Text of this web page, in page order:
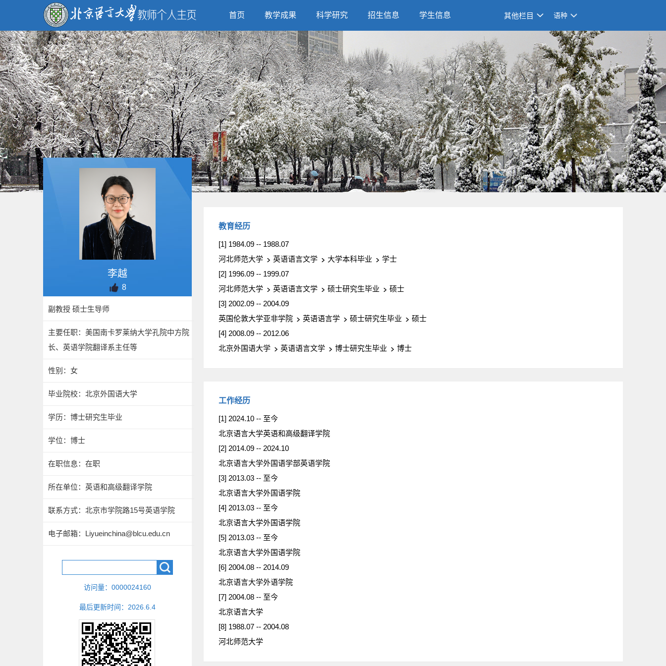
首页 教学成果 科学研究 招生信息 学生信息 其他栏目 语种
李越
8
副教授 硕士生导师
主要任职：美国南卡罗莱纳大学孔院中方院
长、英语学院翻译系主任等
性别：女
毕业院校：北京外国语大学
学历：博士研究生毕业
学位：博士
在职信息：在职
所在单位：英语和高级翻译学院
联系方式： 北京市学院路15号英语学院
电子邮箱： Liyueinchina@blcu.edu.cn
访问量： 0000024160
最后更新时间： 2026 6 4
教育经历
[1] 1984.09 -- 1988.07
河北师范大学
英语语言文学 大学本科毕业
学士
[2] 1996.09 -- 1999.07
河北师范大学
英语语言文学 硕士研究生毕业
硕士
[3] 2002.09 -- 2004.09
英国伦敦大学亚非学院
英语语言学 硕士研究生毕业
硕士
[4] 2008.09 -- 2012.06
北京外国语大学
英语语言文学 博士研究生毕业 博士
工作经历
[1] 2024.10 -- 至今
北京语言大学英语和高级翻译学院
[2] 2014.09 -- 2024.10
北京语言大学外国语学部英语学院
[3] 2013.03 -- 至今
北京语言大学外国语学院
[4] 2013.03 -- 至今
北京语言大学外国语学院
[5] 2013.03 -- 至今
北京语言大学外国语学院
[6] 2004.08 -- 2014.09
北京语言大学外语学院
[7] 2004.08 -- 至今
北京语言大学
[8] 1988.07 -- 2004.08
河北师范大学